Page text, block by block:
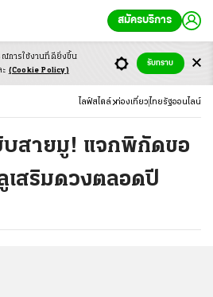
สมัครบริการ
ไลฟ์สไตล์ ท่องเที่ยว ไทยรัฐออนไลน์
บสายมู! แจกพิกัดขอ
สริมดวงตลอดปี
ณ์การใช้งานที่ดียิ่งขึ้น
ะ (Cookie Policy)
รับทราบ